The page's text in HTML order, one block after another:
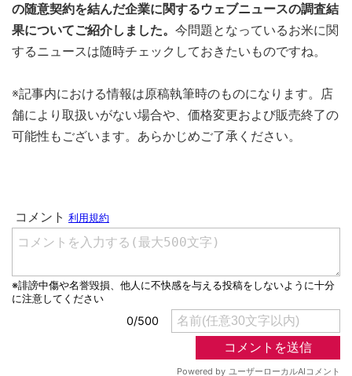
の随意契約を結んだ企業に関するウェブニュースの調査結
果についてご紹介しました。 今問題となっているお米に関
するニュースは随時チェックしておきたいものですね。
※記事内における情報は原稿執筆時のものになります。店
舗により取扱いがない場合や、価格変更および販売終了の
可能性もございます。あらかじめご了承ください。